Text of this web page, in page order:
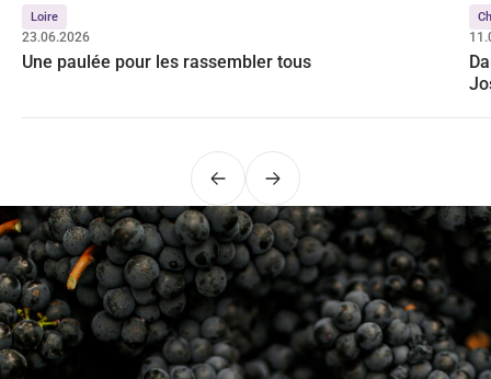
Loire
23.06.2026
Une paulée pour les rassembler tous
PrécédentSuivant